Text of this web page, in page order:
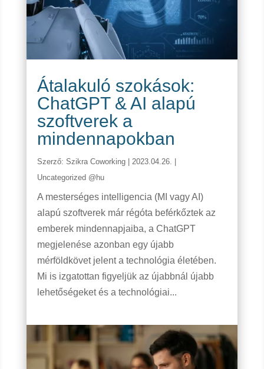
Átalakuló szokások:
ChatGPT & AI alapú
szoftverek a
mindennapokban
Szerző: Szikra Coworking| 2023.04.26.
Uncategorized @hu
A mesterséges intelligencia (MI vagy AI)
alapú szoftverek már régóta beférkőztek az
emberek mindennapjaiba, a ChatGPT
megjelenése azonban egy újabb
mérföldkövet jelent a technológia életében.
Mi is izgatottan figyeljük az újabbnál újabb
lehetőségeket és a technológiai...